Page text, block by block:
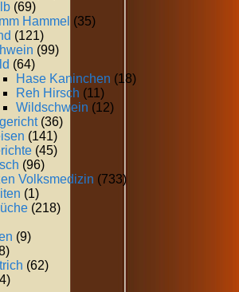
(69)
Hammel (35)
(121)
(99)
(64)
Hase Kaninchen (18)
Reh Hirsch (11)
Wildschwein (12)
(36)
(141)
(45)
(96)
Volksmedizin (733)
(1)
(218)
(9)
(62)